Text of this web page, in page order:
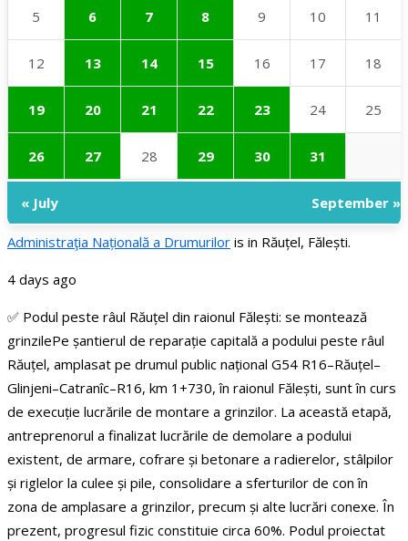
5 6 7 8 9 10 11
12 13 14 15 16 17 18
19 20 21 22 23 24 25
26 27 28 29 30 31
« July September »
Administraţia Națională a Drumurilor is in Răuțel, Fălești.
4 days ago
✅ Podul peste râul Răuțel din raionul Fălești: se montează
grinzilePe șantierul de reparație capitală a podului peste râul
Răuțel, amplasat pe drumul public național G54 R16–Răuțel–
Glinjeni–Catranîc–R16, km 1+730, în raionul Fălești, sunt în curs
de execuție lucrările de montare a grinzilor. La această etapă,
antreprenorul a finalizat lucrările de demolare a podului
existent, de armare, cofrare și betonare a radierelor, stâlpilor
și riglelor la culee și pile, consolidare a sferturilor de con în
zona de amplasare a grinzilor, precum și alte lucrări conexe. În
prezent, progresul fizic constituie circa 60%. Podul proiectat